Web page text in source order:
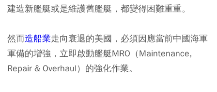
建造新艦艇或是維護舊艦艇，都變得困難重重。
然而造船業走向衰退的美國，必須因應當前中國海軍
軍備的增強，立即啟動艦艇MRO（Maintenance,
Repair & Overhaul）的強化作業。